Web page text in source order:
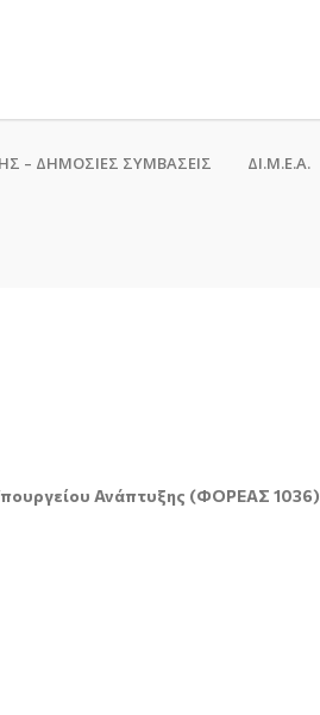
– ΔΗΜΟΣΙΕΣ ΣΥΜΒΑΣΕΙΣ ΔΙ.Μ.Ε.Α.
Ανάπτυξης (ΦΟΡΕΑΣ 1036)